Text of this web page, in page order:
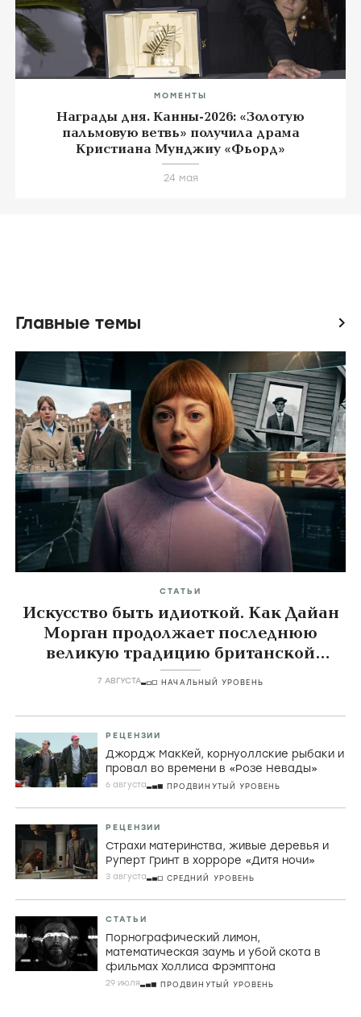
МОМЕНТЫ
Награды дня. Канны-2026: «Золотую
пальмовую ветвь» получила драма
Кристиана Мунджиу «Фьорд»
24 мая
Главные темы icon
СТАТЬИ
Искусство быть идиоткой. Как Дайан
Морган продолжает последнюю
великую традицию британской
комедии
7 АВГУСТА НАЧАЛЬНЫЙ УРОВЕНЬ
РЕЦЕНЗИИ
Джордж МакКей, корнуоллские рыбаки и
провал во времени в «Розе Невады»
6 августа ПРОДВИНУТЫЙ УРОВЕНЬ
РЕЦЕНЗИИ
Страхи материнства, живые деревья и
Руперт Гринт в хорроре «Дитя ночи»
3 августа СРЕДНИЙ УРОВЕНЬ
СТАТЬИ
Порнографический лимон,
математическая заумь и убой скота в
фильмах Холлиса Фрэмптона
29 июля ПРОДВИНУТЫЙ УРОВЕНЬ